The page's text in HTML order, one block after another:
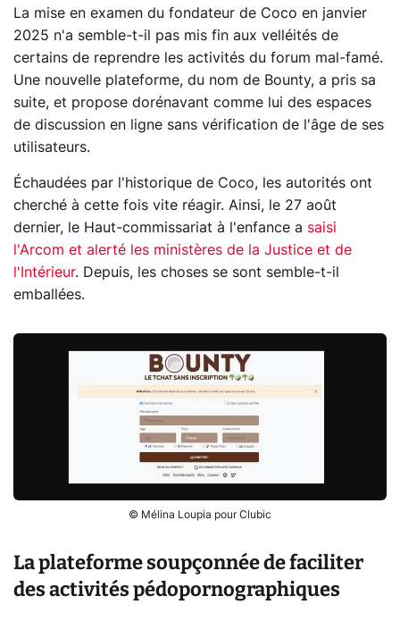
La mise en examen du fondateur de Coco en janvier
2025 n'a semble-t-il pas mis fin aux velléités de
certains de reprendre les activités du forum mal-famé.
Une nouvelle plateforme, du nom de Bounty, a pris sa
suite, et propose dorénavant comme lui des espaces
de discussion en ligne sans vérification de l'âge de ses
utilisateurs.
Échaudées par l'historique de Coco, les autorités ont
cherché à cette fois vite réagir. Ainsi, le 27 août
dernier, le Haut-commissariat à l'enfance a saisi
l'Arcom et alerté les ministères de la Justice et de
l'Intérieur. Depuis, les choses se sont semble-t-il
emballées.
© Mélina Loupia pour Clubic
La plateforme soupçonnée de faciliter
des activités pédopornographiques